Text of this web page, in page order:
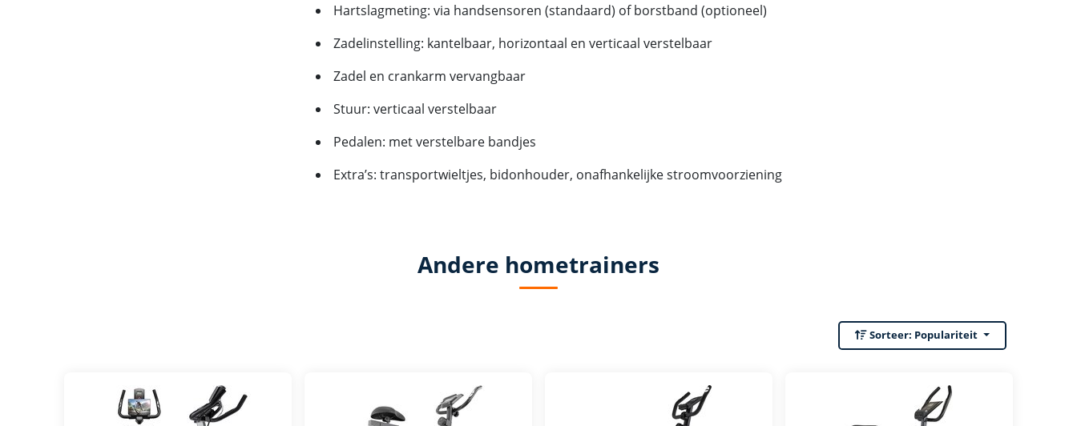
Hartslagmeting: via handsensoren (standaard) of borstband (optioneel)
Zadelinstelling: kantelbaar, horizontaal en verticaal verstelbaar
Zadel en crankarm vervangbaar
Stuur: verticaal verstelbaar
Pedalen: met verstelbare bandjes
Extra’s: transportwieltjes, bidonhouder, onafhankelijke stroomvoorziening
Andere hometrainers
Sorteer: Populariteit